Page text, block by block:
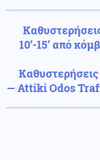
10’-15’ από
Καθυστερήσεις
— Attiki Odos